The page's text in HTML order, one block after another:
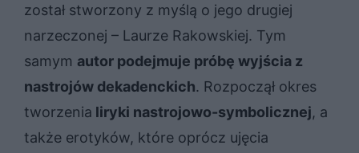
został stworzony z myślą o jego drugiej
narzeczonej – Laurze Rakowskiej. Tym
samym autor podejmuje próbę wyjścia z
nastrojów dekadenckich. Rozpoczął okres
tworzenia liryki nastrojowo-symbolicznej, a
także erotyków, które oprócz ujęcia